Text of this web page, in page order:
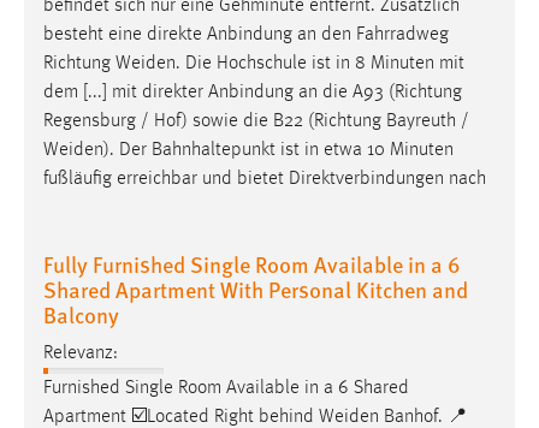
befindet sich nur eine Gehminute entfernt. Zusätzlich
besteht eine direkte Anbindung an den Fahrradweg
Richtung Weiden. Die Hochschule ist in 8 Minuten mit
dem [...] mit direkter Anbindung an die A93 (Richtung
Regensburg / Hof) sowie die B22 (Richtung Bayreuth /
Weiden). Der Bahnhaltepunkt ist in etwa 10 Minuten
fußläufig erreichbar und bietet Direktverbindungen nach
Fully Furnished Single Room Available in a 6
Shared Apartment With Personal Kitchen and
Balcony
Relevanz:
Furnished Single Room Available in a 6 Shared
Apartment ☑️Located Right behind Weiden Banhof. 📍